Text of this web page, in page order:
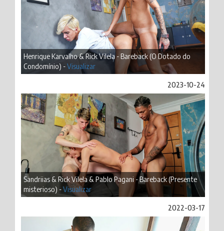
Henrique Karvalho & Rick Vilela - Bareback (O Dotado do
Condomínio) -Visualizar
2023-10-24
Sandriias & Rick Vilela & Pablo Pagani - Bareback (Presente
misterioso) -Visualizar
2022-03-17